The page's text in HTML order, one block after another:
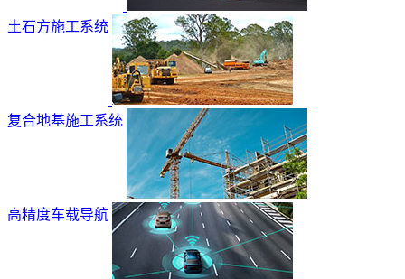
土石方施工系统
复合地基施工系统
高精度车载导航